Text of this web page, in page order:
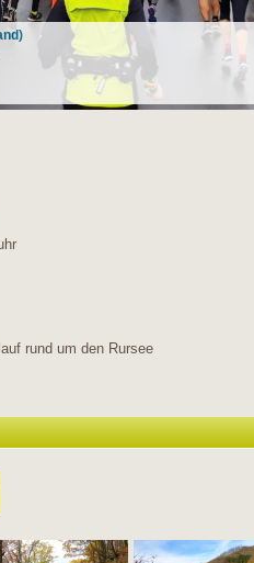
rund um den Rursee